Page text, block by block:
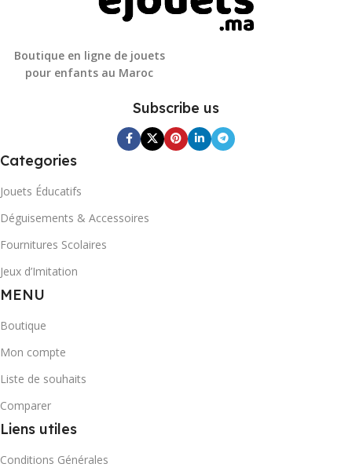
Boutique en ligne de jouets
pour enfants au Maroc
Subscribe us
Categories
Jouets Éducatifs
Déguisements & Accessoires
Fournitures Scolaires
Jeux d’Imitation
MENU
Boutique
Mon compte
Liste de souhaits
Comparer
Liens utiles
Conditions Générales